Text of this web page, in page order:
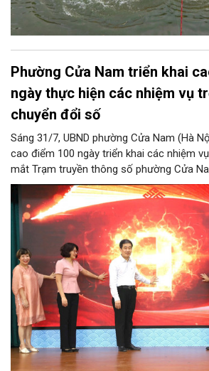
Phường Cửa Nam triển khai
ngày thực hiện các nhiệm vụ
chuyển đổi số
Sáng 31/7, UBND phường Cửa Nam (Hà
cao điểm 100 ngày triển khai các nhiệm
mắt Trạm truyền thông số phường Cửa
thiệu các sản phẩm du lịch gắn với di sản,
trên địa bàn.